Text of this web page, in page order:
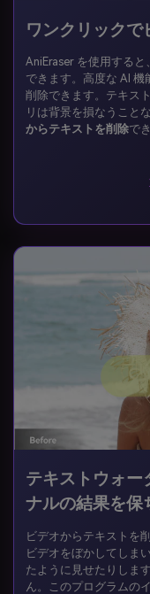
ワンクリックで
AniEraser を使用する
できます。高度な AI
削除できます。テキス
リは背景を損なうこと
からテキストを削除で
テキストウォー
ナルの結果を保
ビデオからテキストを
ビデオをぼかしてしま
たように見せたりしま
ん。このプログラムの